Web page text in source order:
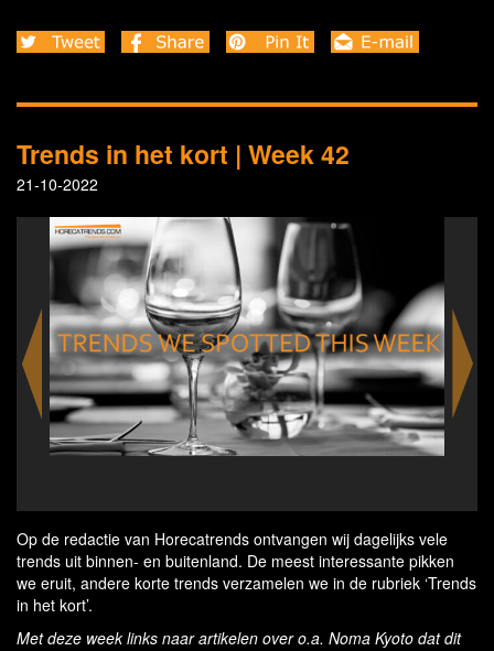
Trends in het kort | Week 42
21-10-2022
Op de redactie van Horecatrends ontvangen wij dagelijks vele
trends uit binnen- en buitenland. De meest interessante pikken
we eruit, andere korte trends verzamelen we in de rubriek ‘Trends
in het kort’.
Met deze week links naar artikelen over o.a. Noma Kyoto dat dit